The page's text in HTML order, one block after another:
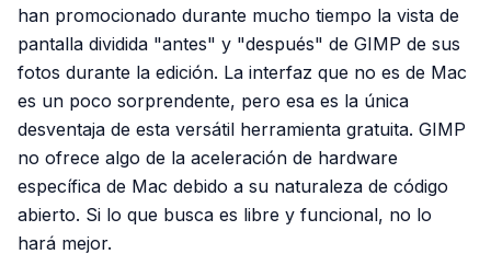
han promocionado durante mucho tiempo la vista de
pantalla dividida "antes" y "después" de GIMP de sus
fotos durante la edición. La interfaz que no es de Mac
es un poco sorprendente, pero esa es la única
desventaja de esta versátil herramienta gratuita. GIMP
no ofrece algo de la aceleración de hardware
específica de Mac debido a su naturaleza de código
abierto. Si lo que busca es libre y funcional, no lo
hará mejor.